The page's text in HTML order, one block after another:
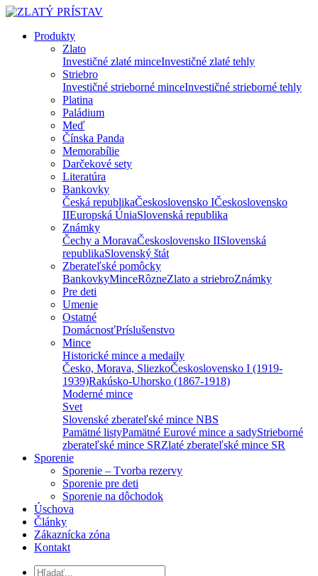
Produkty
Zlato
Investičné zlaté minceInvestičné zlaté tehly
Striebro
Investičné strieborné minceInvestičné strieborné tehly
Platina
Paládium
Meď
Čínska Panda
Memorabílie
Darčekové sety
Literatúra
Bankovky
Česká republikaČeskoslovensko IČeskoslovensko
IIEuropská ÚniaSlovenská republika
Známky
Čechy a MoravaČeskoslovensko IISlovenská
republikaSlovenský štát
Zberateľské pomôcky
BankovkyMinceRôzneZlato a striebroZnámky
Pre deti
Umenie
Ostatné
DomácnosťPríslušenstvo
Mince
Historické mince a medaily
Česko, Morava, SliezkoČeskoslovensko I (1919-
1939)Rakúsko-Uhorsko (1867-1918)
Moderné mince
Svet
Slovenské zberateľské mince NBS
Pamätné listyPamätné Eurové mince a sadyStrieborné
zberateľské mince SRZlaté zberateľské mince SR
Sporenie
Sporenie – Tvorba rezervy
Sporenie pre deti
Sporenie na dôchodok
Úschova
Články
Zákaznícka zóna
Kontakt